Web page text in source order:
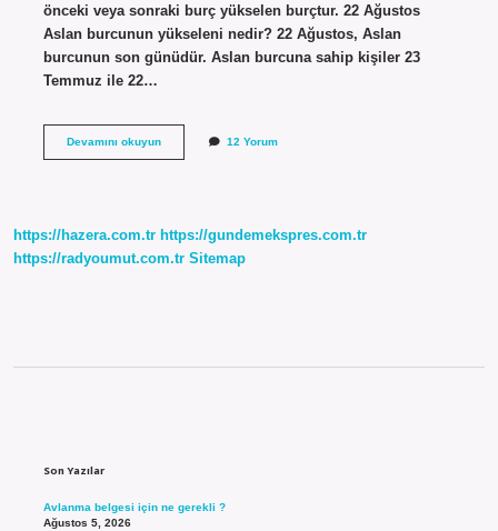
önceki veya sonraki burç yükselen burçtur. 22 Ağustos
Aslan burcunun yükseleni nedir? 22 Ağustos, Aslan
burcunun son günüdür. Aslan burcuna sahip kişiler 23
Temmuz ile 22…
Devamını okuyunAslan
12 Yorum
https://hazera.com.tr https://gundemekspres.com.tr
https://radyoumut.com.tr Sitemap
Son Yazılar
Avlanma belgesi için ne gerekli ?
Ağustos 5, 2026